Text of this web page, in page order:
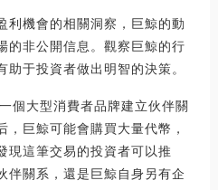
利機會的相關洞察，巨鯨的動
的非公開信息。觀察巨鯨的行
于投資者做出明智的決策。
個大型消費者品牌建立伙伴關
，巨鯨可能會購買大量代幣，
現這筆交易的投資者可以推
伴關系，還是巨鯨自身另有企